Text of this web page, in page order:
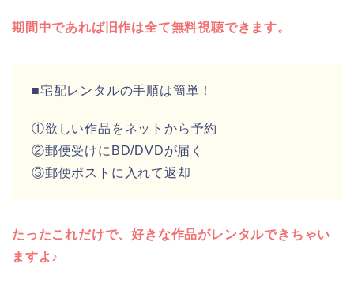
期間中であれば旧作は全て無料視聴できます。
■宅配レンタルの手順は簡単！
①欲しい作品をネットから予約
②郵便受けにBD/DVDが届く
③郵便ポストに入れて返却
たったこれだけで、好きな作品がレンタルできちゃい
ますよ♪